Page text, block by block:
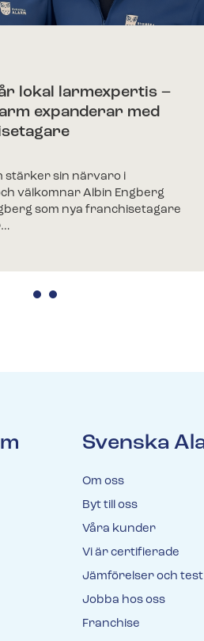
lokal larmexpertis –
expanderar med
stärker sin närvaro i
välkomnar Albin Engberg
som nya franchisetagare
Svenska
Om oss
Byt till oss
Våra kunder
Vi är certifierade
Jämförelser och
Jobba hos oss
Franchise